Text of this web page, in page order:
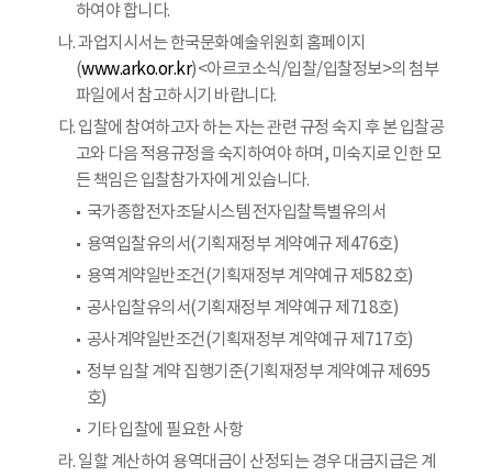
하여야 합니다.
나. 과업지시서는 한국문화예술위원회 홈페이지
(www.arko.or.kr)<아르코소식/입찰/입찰정보>의 첨부
파일에서 참고하시기 바랍니다.
다. 입찰에 참여하고자 하는 자는 관련 규정 숙지 후 본 입찰공
고와 다음 적용규정을 숙지하여야 하며, 미숙지로 인한 모
든 책임은 입찰참가자에게 있습니다.
국가종합전자조달시스템 전자입찰특별유의서
용역입찰유의서(기획재정부 계약예규 제476호)
용역계약일반조건(기획재정부 계약예규 제582호)
공사입찰유의서(기획재정부 계약예규 제718호)
공사계약일반조건(기획재정부 계약예규 제717호)
정부 입찰 계약 집행기준(기획재정부 계약예규 제695
호)
기타 입찰에 필요한 사항
라. 일할 계산하여 용역대금이 산정되는 경우 대금지급은 계